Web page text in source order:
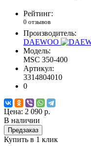
Рейтинг:
0 отзывов
Производитель:
DAEWOO
Модель:
MSC 350-400
Артикул:
3314804010
0
Цена: 2 090 р.
В наличии
Предзаказ
Купить в 1 клик